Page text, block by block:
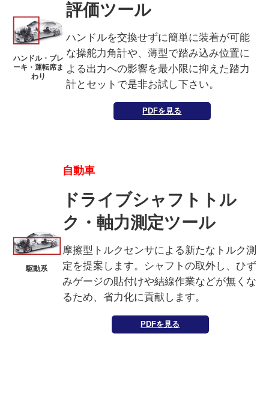
ハンドル・ブレ
ーキ・運転席ま
わり
評価ツール
ハンドルを交換せずに簡単に装着が可能
な操舵力角計や、薄型で踏み込み位置に
よる出力への影響を最小限に抑えた踏力
計とセットで是非お試し下さい。
PDFを見る
駆動系
自動車
ドライブシャフトトル
ク・軸力測定ツール
摩擦型トルクセンサによる新たなトルク測
定を提案します。シャフトの取外し、ひず
みゲージの貼付けや結線作業などが無くな
るため、省力化に貢献します。
PDFを見る